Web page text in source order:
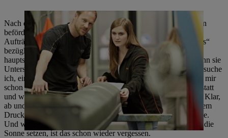
Nach dem Studium wurde ich in meiner Abteilung zur Planerin
befördert. Ich arbeite jetzt eher im Hintergrund, erstelle neue
Aufträge, bestelle Ersatzteile und plane die Einsätze der „Jungs“
bezüglich Wartungen und geplanten Reparaturen. Aber
hauptsächlich bin ich Ansprechpartnerin für die Kollegen. Wenn sie
Unterstützung bei der Reparatur einer Maschine brauchen, versuche
ich, einen Monteur zur Unterstützung zu besorgen. Das macht mir
schon Spaß, aber ich muss schon zugeben, mir fehlt die Werkstatt
und würde manchmal am liebsten selbst wieder mit anpacken. Klar,
ab und zu zicken wir uns an, wir stehen ja auch oft unter großem
Druck, aber wir sind hier doch so etwas wie eine große Familie.
Und wenn wir uns dann zum Mittag bei gutem Wetter raus an die
Sonne setzen, ist das schon wieder vergessen.